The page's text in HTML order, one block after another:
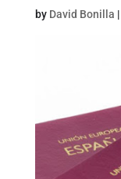
by David Bonilla |